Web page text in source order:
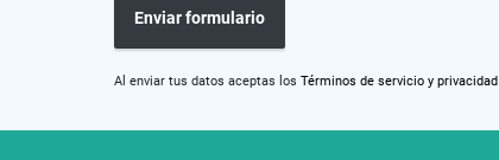
Enviar formulario
Al enviar tus datos aceptas los Términos de servicio y privacidad